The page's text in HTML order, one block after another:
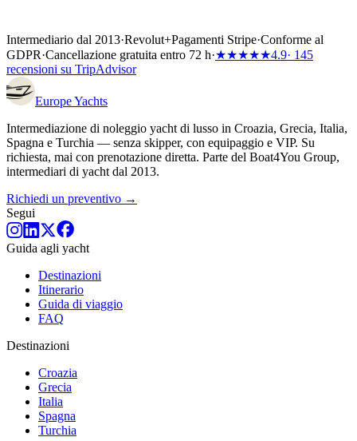
Intermediario dal 2013·Revolut+Pagamenti Stripe·Conforme al
GDPR·Cancellazione gratuita entro 72 h·★★★★★4.9· 145
recensioni su TripAdvisor
EuropeYachts
Intermediazione di noleggio yacht di lusso in Croazia, Grecia, Italia,
Spagna e Turchia — senza skipper, con equipaggio e VIP. Su
richiesta, mai con prenotazione diretta. Parte del Boat4You Group,
intermediari di yacht dal 2013.
Richiedi un preventivo →
Segui
Guida agli yacht
Destinazioni
Itinerario
Guida di viaggio
FAQ
Destinazioni
Croazia
Grecia
Italia
Spagna
Turchia